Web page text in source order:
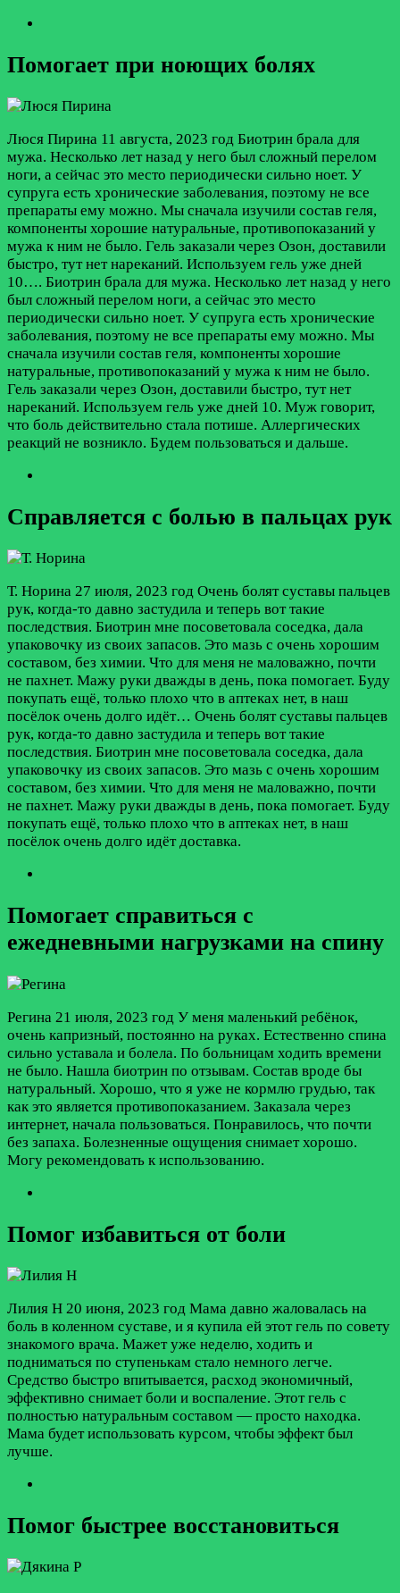
Помогает при ноющих болях
Люся Пирина 11 августа, 2023 год Биотрин брала для
мужа. Несколько лет назад у него был сложный перелом
ноги, а сейчас это место периодически сильно ноет. У
супруга есть хронические заболевания, поэтому не все
препараты ему можно. Мы сначала изучили состав геля,
компоненты хорошие натуральные, противопоказаний у
мужа к ним не было. Гель заказали через Озон, доставили
быстро, тут нет нареканий. Используем гель уже дней
10…. Биотрин брала для мужа. Несколько лет назад у него
был сложный перелом ноги, а сейчас это место
периодически сильно ноет. У супруга есть хронические
заболевания, поэтому не все препараты ему можно. Мы
сначала изучили состав геля, компоненты хорошие
натуральные, противопоказаний у мужа к ним не было.
Гель заказали через Озон, доставили быстро, тут нет
нареканий. Используем гель уже дней 10. Муж говорит,
что боль действительно стала потише. Аллергических
реакций не возникло. Будем пользоваться и дальше.
Справляется с болью в пальцах рук
Т. Норина 27 июля, 2023 год Очень болят суставы пальцев
рук, когда-то давно застудила и теперь вот такие
последствия. Биотрин мне посоветовала соседка, дала
упаковочку из своих запасов. Это мазь с очень хорошим
составом, без химии. Что для меня не маловажно, почти
не пахнет. Мажу руки дважды в день, пока помогает. Буду
покупать ещё, только плохо что в аптеках нет, в наш
посёлок очень долго идёт… Очень болят суставы пальцев
рук, когда-то давно застудила и теперь вот такие
последствия. Биотрин мне посоветовала соседка, дала
упаковочку из своих запасов. Это мазь с очень хорошим
составом, без химии. Что для меня не маловажно, почти
не пахнет. Мажу руки дважды в день, пока помогает. Буду
покупать ещё, только плохо что в аптеках нет, в наш
посёлок очень долго идёт доставка.
Помогает справиться с
ежедневными нагрузками на спину
Регина 21 июля, 2023 год У меня маленький ребёнок,
очень капризный, постоянно на руках. Естественно спина
сильно уставала и болела. По больницам ходить времени
не было. Нашла биотрин по отзывам. Состав вроде бы
натуральный. Хорошо, что я уже не кормлю грудью, так
как это является противопоказанием. Заказала через
интернет, начала пользоваться. Понравилось, что почти
без запаха. Болезненные ощущения снимает хорошо.
Могу рекомендовать к использованию.
Помог избавиться от боли
Лилия Н 20 июня, 2023 год Мама давно жаловалась на
боль в коленном суставе, и я купила ей этот гель по совету
знакомого врача. Мажет уже неделю, ходить и
подниматься по ступенькам стало немного легче.
Средство быстро впитывается, расход экономичный,
эффективно снимает боли и воспаление. Этот гель с
полностью натуральным составом — просто находка.
Мама будет использовать курсом, чтобы эффект был
лучше.
Помог быстрее восстановиться